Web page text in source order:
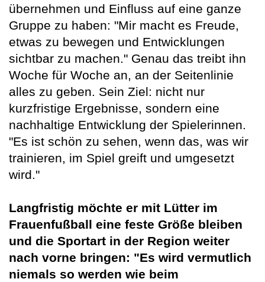
übernehmen und Einfluss auf eine ganze
Gruppe zu haben: "Mir macht es Freude,
etwas zu bewegen und Entwicklungen
sichtbar zu machen." Genau das treibt ihn
Woche für Woche an, an der Seitenlinie
alles zu geben. Sein Ziel: nicht nur
kurzfristige Ergebnisse, sondern eine
nachhaltige Entwicklung der Spielerinnen.
"Es ist schön zu sehen, wenn das, was wir
trainieren, im Spiel greift und umgesetzt
wird."
Langfristig möchte er mit Lütter im
Frauenfußball eine feste Größe bleiben
und die Sportart in der Region weiter
nach vorne bringen: "Es wird vermutlich
niemals so werden wie beim